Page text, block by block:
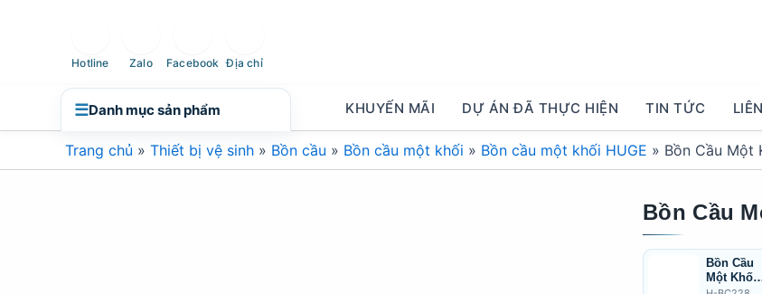
☰Danh mục sản phẩm
Hotline Zalo Facebook Địa chỉ
KHUYẾN MÃI DỰ ÁN ĐÃ THỰC HIỆN TIN TỨC
Trang chủ » Thiết bị vệ sinh » Bồn cầu » Bồn cầu một khối » Bồn cầu một khối HUGE » Bồn Cầu Một
Bồn Cầu
Bồn Cầu
Một Khối